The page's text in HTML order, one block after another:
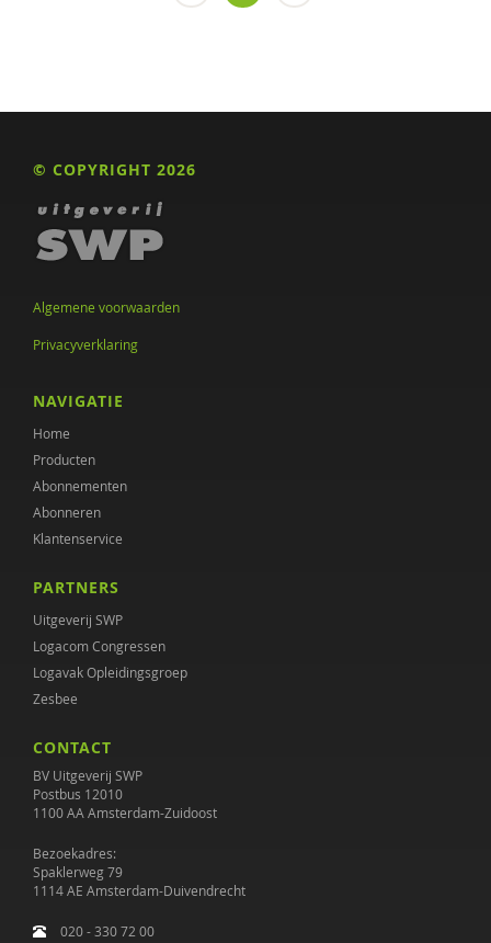
Michiel Bahler
Leonie Bais
Meike Bak
Marijn van Ballegooijen
Janny Barends
Dorine Bauduin
Hellen Becker
Thijs Beckers
Jan-Willem Bedeaux
Bert Beentjes
J. Beernink-Wissink
persoonlijk begeleider
Huub Beijers
© COPYRIGHT 2026
Algemene voorwaarden
Privacyverklaring
NAVIGATIE
Home
Producten
Abonnementen
Abonneren
Klantenservice
PARTNERS
Uitgeverij SWP
Logacom Congressen
Logavak Opleidingsgroep
Zesbee
CONTACT
BV Uitgeverij SWP
Postbus 12010
1100 AA Amsterdam-Zuidoost
Bezoekadres:
Spaklerweg 79
1114 AE Amsterdam-Duivendrecht
020 - 330 72 00